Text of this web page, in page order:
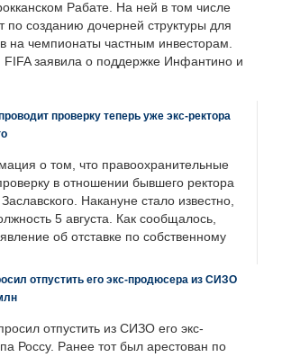
Рабате. На ней в том числе
по созданию дочерней структуры для
на чемпионаты частным инвесторам.
FIFA заявила о поддержке Инфантино и
проверку теперь уже экс-ректора
о том, что правоохранительные
в отношении бывшего ректора
Накануне стало известно,
5 августа. Как сообщалось,
об отставке по собственному
отпустить его экс-продюсера из СИЗО
отпустить из СИЗО его экс-
Россу. Ранее тот был арестован по